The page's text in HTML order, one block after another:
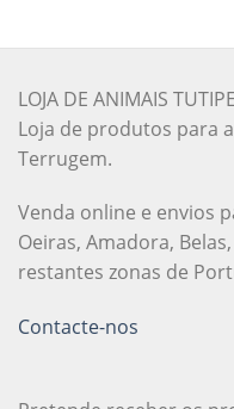
LOJA DE ANIMAIS
Loja de produtos para
Terrugem.
Venda online e envios
Oeiras, Amadora,
restantes zonas de
Contacte-nos